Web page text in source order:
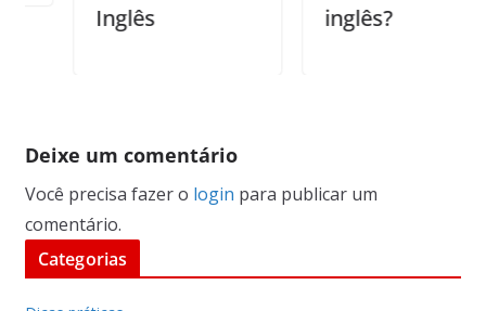
Inglês
inglês?
Deixe um comentário
Você precisa fazer o login para publicar um
comentário.
Categorias